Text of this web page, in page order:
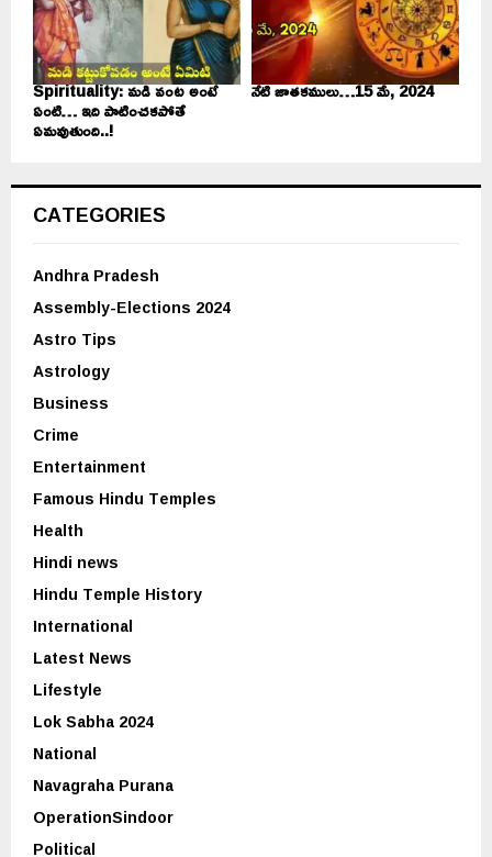
Spirituality: మడి వంట అంటే
ఏంటి… ఇది పాటించకపోతే
ఏమవుతుంది..!
నేటి జాతకములు…15 మే, 2024
CATEGORIES
Andhra Pradesh
Assembly-Elections 2024
Astro Tips
Astrology
Business
Crime
Entertainment
Famous Hindu Temples
Health
Hindi news
Hindu Temple History
International
Latest News
Lifestyle
Lok Sabha 2024
National
Navagraha Purana
OperationSindoor
Political